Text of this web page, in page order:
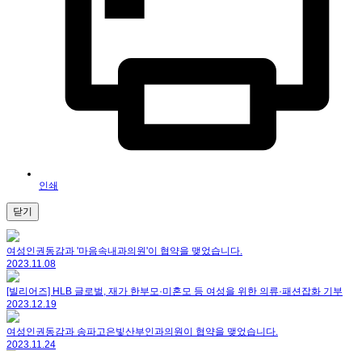
인쇄
닫기
여성인권동감과 '마음속내과의원'이 협약을 맺었습니다.
2023.11.08
[빌리어즈] HLB 글로벌, 재가 한부모·미혼모 등 여성을 위한 의류·패션잡화 기부
2023.12.19
여성인권동감과 송파고은빛산부인과의원이 협약을 맺었습니다.
2023.11.24